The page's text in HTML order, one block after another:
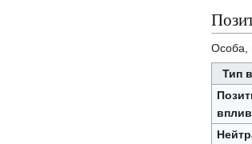
Особа,
Тип
вплив